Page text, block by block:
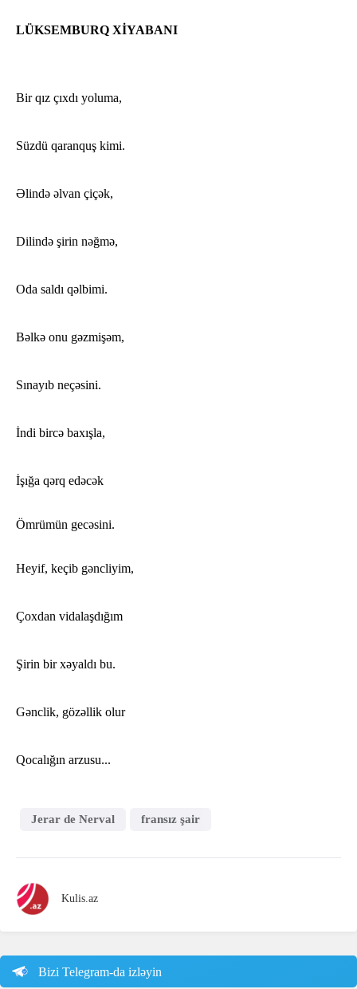
LÜKSEMBURQ XİYABANI
Bir qız çıxdı yoluma,
Süzdü qaranquş kimi.
Əlində əlvan çiçək,
Dilində şirin nəğmə,
Oda saldı qəlbimi.
Bəlkə onu gəzmişəm,
Sınayıb neçəsini.
İndi bircə baxışla,
İşığa qərq edəcək
Ömrümün gecəsini.
Heyif, keçib gəncliyim,
Çoxdan vidalaşdığım
Şirin bir xəyaldı bu.
Gənclik, gözəllik olur
Qocalığın arzusu...
Jerar de Nerval fransız şair
Kulis.az
Bizi Telegram-da izləyin